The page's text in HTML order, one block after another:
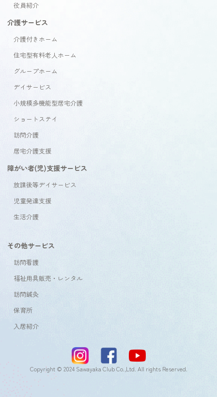
役員紹介
介護サービス
介護付きホーム
住宅型有料老人ホーム
グループホーム
デイサービス
小規模多機能型居宅介護
ショートステイ
訪問介護
居宅介護支援
障がい者(児)支援サービス
放課後等デイサービス
児童発達支援
生活介護
その他サービス
訪問看護
福祉用具販売・レンタル
訪問鍼灸
保育所
入居紹介
Copyright © 2024 Sawayaka Club Co.,Ltd. All rights Reserved.